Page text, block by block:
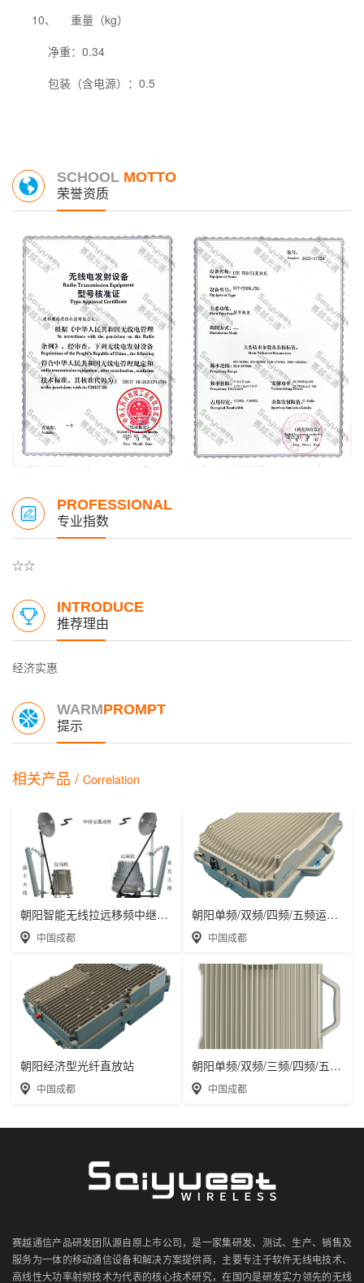
10、
重量（kg）
净重：0.34
包装（含电源）：0.5
SCHOOL MOTTO
荣誉资质
PROFESSIONAL
专业指数
☆☆
INTRODUCE
推荐理由
经济实惠
WARMPROMPT
提示
相关产品 / Correlation
朝阳智能无线拉远移频中继直放站近端机远端机
中国成都
朝阳单频/双频/四频/五频运营级数字光纤直放
中国成都
朝阳经济型光纤直放站
中国成都
朝阳单频/双频/三频/四频/五频电信级无线直
中国成都
赛越通信产品研发团队源自原上市公司，是一家集研发、测试、生产、销售及
服务为一体的移动通信设备和解决方案提供商，主要专注于软件无线电技术、
高线性大功率射频技术为代表的核心技术研究，在国内是研发实力领先的无线